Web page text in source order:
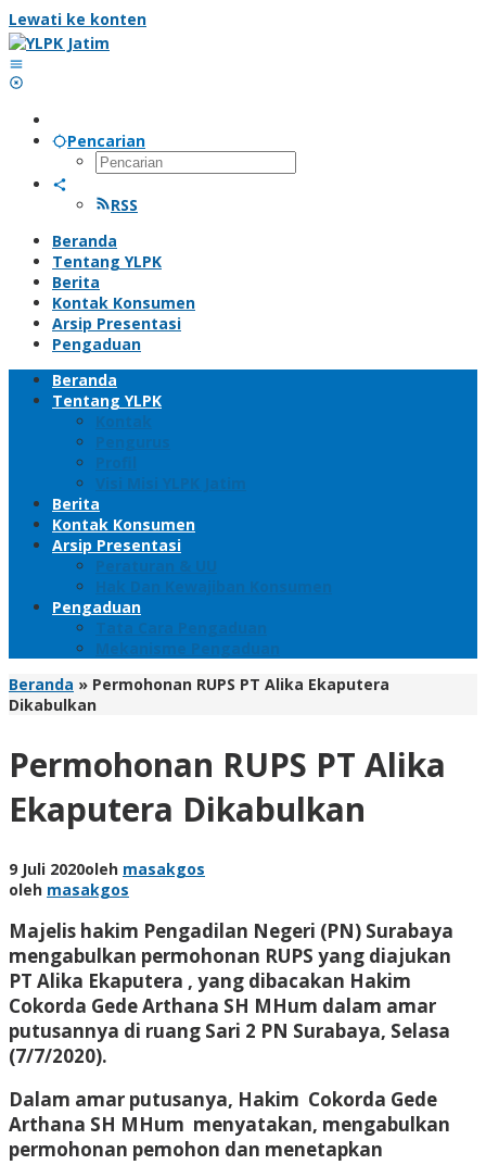
Lewati ke konten
Pencarian
RSS
Beranda
Tentang YLPK
Berita
Kontak Konsumen
Arsip Presentasi
Pengaduan
Beranda
Tentang YLPK
Kontak
Pengurus
Profil
Visi Misi YLPK Jatim
Berita
Kontak Konsumen
Arsip Presentasi
Peraturan & UU
Hak Dan Kewajiban Konsumen
Pengaduan
Tata Cara Pengaduan
Mekanisme Pengaduan
Beranda » Permohonan RUPS PT Alika Ekaputera
Dikabulkan
Permohonan RUPS PT Alika
Ekaputera Dikabulkan
9 Juli 2020oleh masakgos
oleh masakgos
Majelis hakim Pengadilan Negeri (PN) Surabaya
mengabulkan permohonan RUPS yang diajukan
PT Alika Ekaputera , yang dibacakan Hakim
Cokorda Gede Arthana SH MHum dalam amar
putusannya di ruang Sari 2 PN Surabaya, Selasa
(7/7/2020).
Dalam amar putusanya, Hakim Cokorda Gede
Arthana SH MHum menyatakan, mengabulkan
permohonan pemohon dan menetapkan